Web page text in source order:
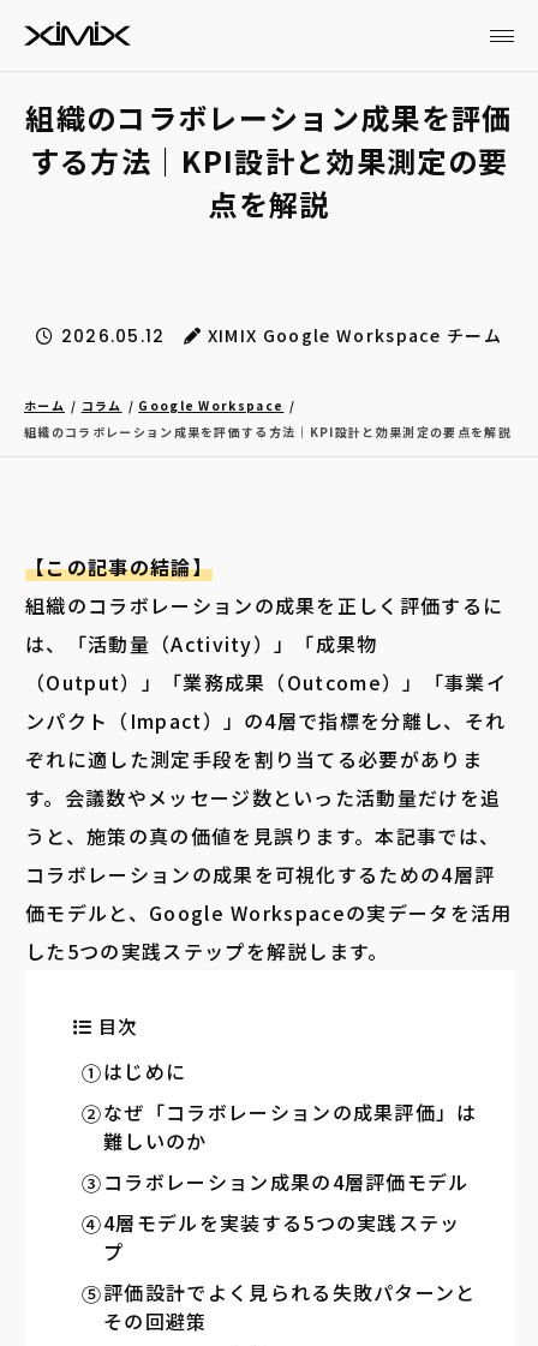
組織のコラボレーション成果を評価
する方法｜KPI設計と効果測定の要
点を解説
2026.05.12 XIMIX Google Workspace チーム
ホーム コラム
Google Workspace
組織のコラボレーション成果を評価する方法｜KPI設計と効果測定の要点を解説
【この記事の結論】
組織のコラボレーションの成果を正しく評価するに
は、「活動量（Activity）」「成果物
（Output）」「業務成果（Outcome）」「事業イ
ンパクト（Impact）」の4層で指標を分離し、それ
ぞれに適した測定手段を割り当てる必要がありま
す。会議数やメッセージ数といった活動量だけを追
うと、施策の真の価値を見誤ります。本記事では、
コラボレーションの成果を可視化するための4層評
価モデルと、Google Workspaceの実データを活用
した5つの実践ステップを解説します。
目次
はじめに
なぜ「コラボレーションの成果評価」は
難しいのか
コラボレーション成果の4層評価モデル
4層モデルを実装する5つの実践ステッ
プ
評価設計でよく見られる失敗パターンと
その回避策